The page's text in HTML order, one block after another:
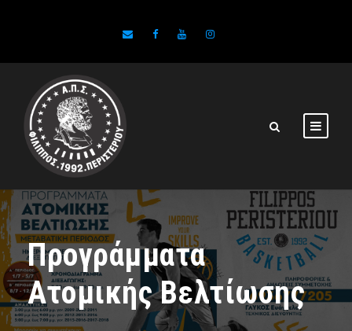
Προγράμματα
Ατομικής Βελτίωσης